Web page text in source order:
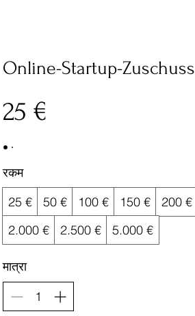
Online-Startup-Zuschuss
25 €
रकम
25 €
50 € 100 € 150 € 200 €
2.000 €
2.500 € 5.000 €
मात्रा